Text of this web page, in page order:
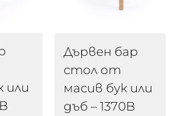
или
Дървен бар
стол от
масив бук или
дъб – 1370B